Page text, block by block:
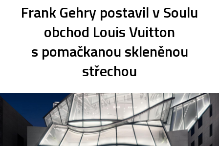
Frank Gehry postavil v Soulu
obchod Louis Vuitton
s pomačkanou skleněnou
střechou